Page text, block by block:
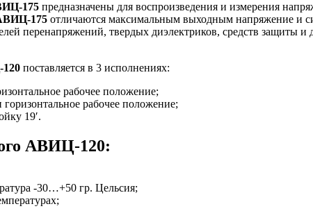
175 предназначены для воспроизведения и измерения
175 отличаются максимальным выходным напряжение и
перенапряжений, твердых диэлектриков, средств защиты и
поставляется в 3 исполнениях:
рабочее положение;
рабочее положение;
19′.
АВИЦ-120:
-30…+50 гр. Цельсия;